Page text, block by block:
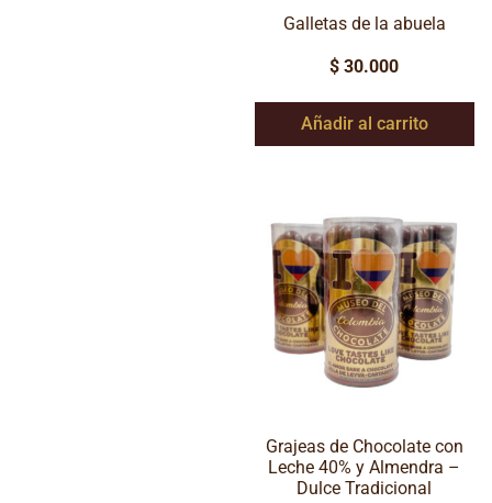
Galletas de la abuela
$ 30.000
Añadir al carrito
Grajeas de Chocolate con
Leche 40% y Almendra –
Dulce Tradicional